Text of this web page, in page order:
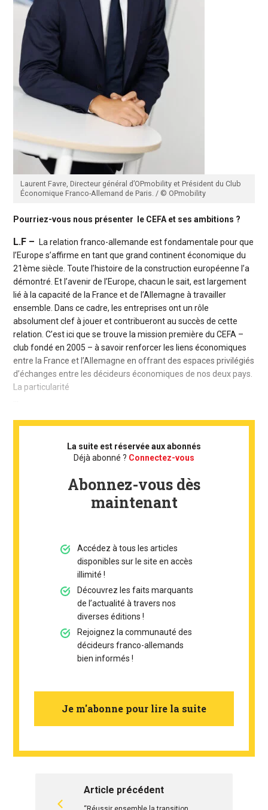
Laurent Favre, Directeur général d’OPmobility et Président du Club
Économique Franco-Allemand de Paris. / © OPmobility
Pourriez-vous nous présenter le CEFA et ses ambitions ?
L.F –
La relation franco-allemande est fondamentale pour que
l’Europe s’affirme en tant que grand continent économique du
21ème siècle. Toute l’histoire de la construction européenne l’a
démontré. Et l’avenir de l’Europe, chacun le sait, est largement
lié à la capacité de la France et de l’Allemagne à travailler
ensemble. Dans ce cadre, les entreprises ont un rôle
absolument clef à jouer et contribueront au succès de cette
relation. C’est ici que se trouve la mission première du CEFA –
club fondé en 2005 – à savoir renforcer les liens économiques
entre la France et l’Allemagne en offrant des espaces privilégiés
d’échanges entre les décideurs économiques de nos deux pays.
La particularité
La suite est réservée aux abonnés
Déjà abonné ? Connectez-vous
Abonnez-vous dès
maintenant
Accédez à tous les articles
disponibles sur le site en accès
illimité !
Découvrez les faits marquants
de l’actualité à travers nos
diverses éditions !
Rejoignez la communauté des
décideurs franco-allemands
bien informés !
Je m'abonne pour lire la suite
Article précédent